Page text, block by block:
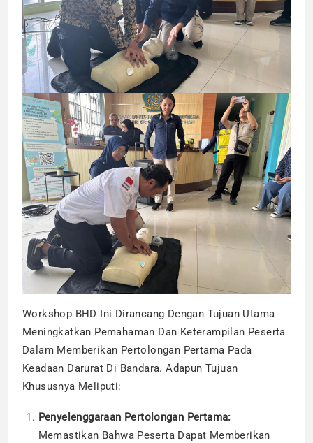
Workshop BHD Ini Dirancang Dengan Tujuan Utama
Meningkatkan Pemahaman Dan Keterampilan Peserta
Dalam Memberikan Pertolongan Pertama Pada
Keadaan Darurat Di Bandara. Adapun Tujuan
Khususnya Meliputi:
Penyelenggaraan Pertolongan Pertama:
Memastikan Bahwa Peserta Dapat Memberikan